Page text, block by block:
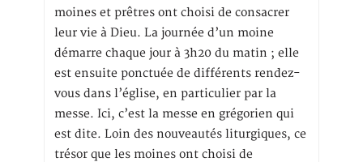
moines et prêtres ont choisi de consacrer
leur vie à Dieu. La journée d’un moine
démarre chaque jour à 3h20 du matin ; elle
est ensuite ponctuée de différents rendez-
vous dans l’église, en particulier par la
messe. Ici, c’est la messe en grégorien qui
est dite. Loin des nouveautés liturgiques, ce
trésor que les moines ont choisi de